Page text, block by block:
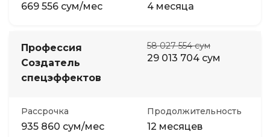
669 556 сум/мес 4 месяца
Профессия
Создатель
спецэффектов
58 027 554 сум
29 013 704 сум
Рассрочка
935 860 сум/мес
Продолжительность
12 месяцев